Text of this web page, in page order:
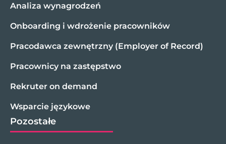
Analiza wynagrodzeń
Onboarding i wdrożenie pracowników
Pracodawca zewnętrzny (Employer of Record)
Pracownicy na zastępstwo
Rekruter on demand
Wsparcie językowe
Pozostałe